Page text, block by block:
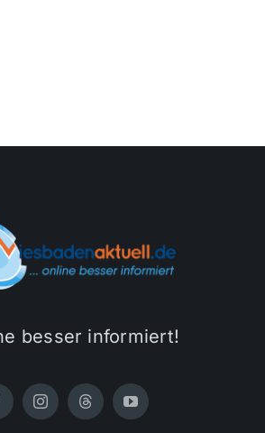
besser informiert!